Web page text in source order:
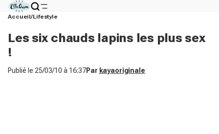
Accueil Lifestyle
Les six chauds lapins les plus sex
!
Publié le 25/03/10 à 16:37Par kayaoriginale